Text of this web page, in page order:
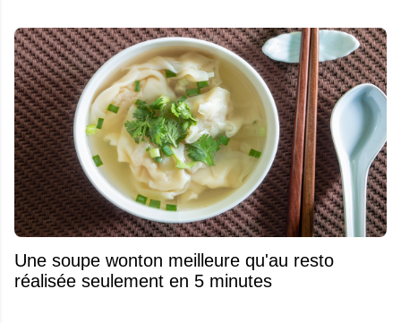
Une soupe wonton meilleure qu'au resto
réalisée seulement en 5 minutes